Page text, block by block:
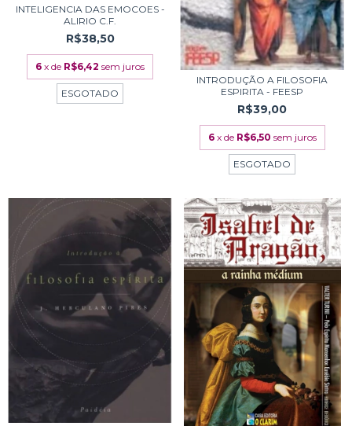
INTELIGENCIA DAS EMOCOES -
ALIRIO C.F.
R$38,50
6 x de R$6,42 sem juros
ESGOTADO
INTRODUÇÃO A FILOSOFIA
ESPIRITA - FEESP
R$39,00
6 x de R$6,50 sem juros
ESGOTADO